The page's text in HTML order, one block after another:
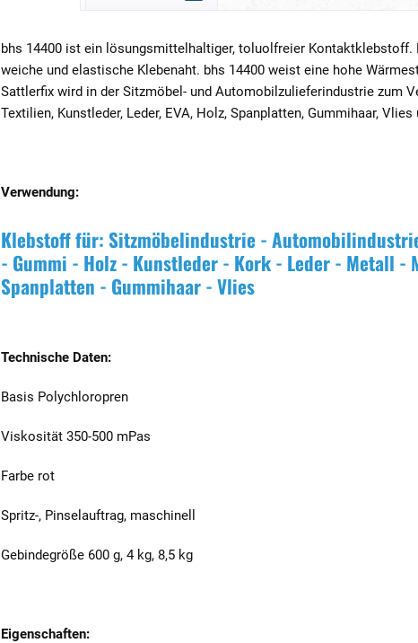
bhs 14400 ist ein lösungsmittelhaltiger, toluolfreier
weiche und elastische Klebenaht. bhs 14400 weist eine hohe
Sattlerfix wird in der Sitzmöbel- und Automobilzulieferindustrie zum
Textilien, Kunstleder, Leder, EVA, Holz, Spanplatten, Gummihaar,
Verwendung:
Klebstoff für: Sitzmöbelindustrie -
- Gummi - Holz - Kunstleder - Kork - Leder - Metall
Spanplatten - Gummihaar - Vlies
Technische Daten:
Basis Polychloropren
Viskosität 350-500 mPas
Farbe rot
Spritz-, Pinselauftrag, maschinell
Gebindegröße 600 g, 4 kg, 8,5 kg
Eigenschaften: